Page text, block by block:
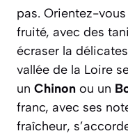
pas. Orientez-
fruité, avec des
écraser la
vallée de la Loire
un Chinon ou un
franc, avec ses
fraîcheur,